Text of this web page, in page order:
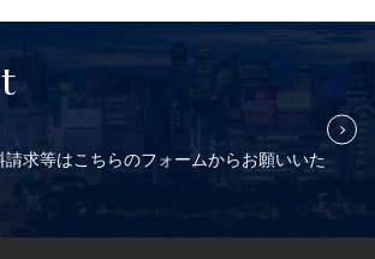
請求等はこちらのフォームからお願いいた